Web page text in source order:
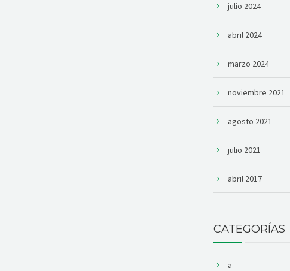
julio 2024
abril 2024
marzo 2024
noviembre 2021
agosto 2021
julio 2021
abril 2017
CATEGORÍAS
a